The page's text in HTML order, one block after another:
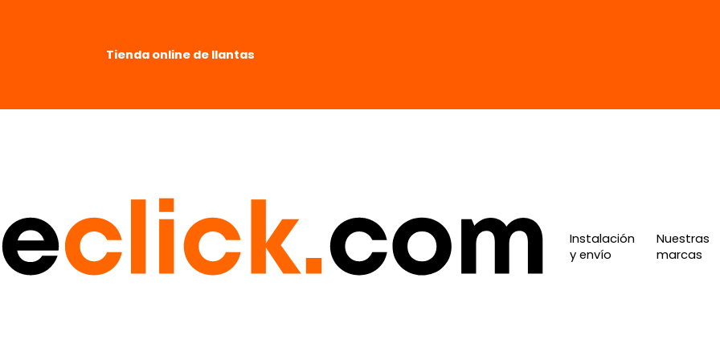
Tienda online de llantas
Instalación
y envío
Nuestras
marcas